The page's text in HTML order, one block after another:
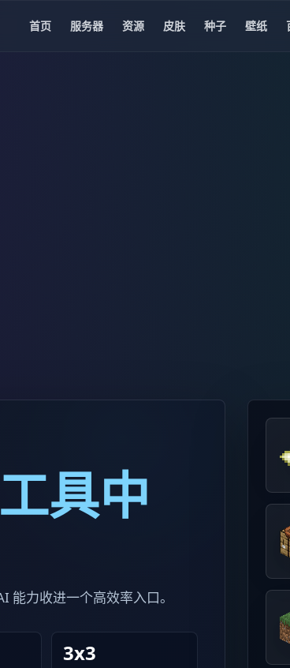
首页 服务器 资源 皮肤 种子 壁纸
工具中
能力收进一个高效率入口。
3x3